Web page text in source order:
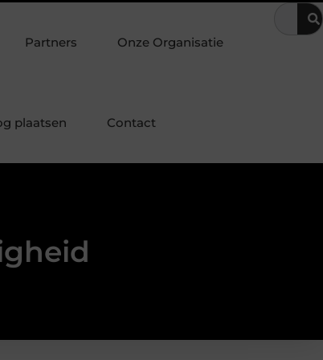
Het voorkomen van ongewenst bezoek in zorginstellingen
Partners Onze Organisatie
plaatsen Contact